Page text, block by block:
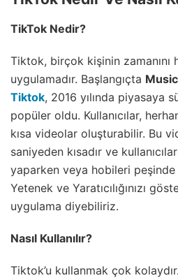
TikTok Nedir?
Tiktok, birçok kişinin zamanını
uygulamadır. Başlangıçta
Tiktok, 2016 yılında piyasaya
popüler oldu. Kullanıcılar,
kısa videolar oluşturabilir. Bu
saniyeden kısadır ve
yaparken veya hobileri
Yetenek ve Yaratıcılığınızı
uygulama diyebiliriz.
Nasıl Kullanılır?
Tiktok’u kullanmak çok